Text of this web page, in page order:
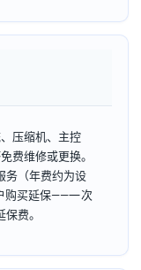
压缩机、主控
费维修或更换。
务（年费约为设
购买延保——一次
费。